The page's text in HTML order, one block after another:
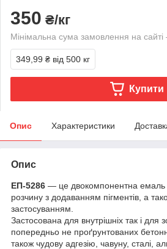
350 ₴/кг
Мінімальна сума замовлення на
349,99 ₴ від 500 кг
Купити
Опис Характеристики
Опис
ЕП-5286 — це двокомпонентна емаль
розчину з додаванням пігментів, а
застосуванням.
Застосована для внутрішніх так і для
попередньо не проґрунтованих
також чудову адгезію, чавуну, сталі,